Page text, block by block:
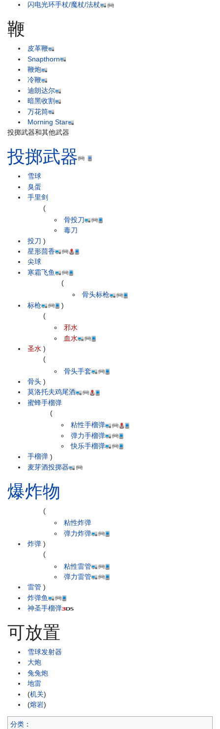
闪电光环手杖/魔杖/法杖
鞭
皮革鞭
Snapthorn
鞭炮
冷鞭
迪朗达尔
暗黑收割
万花筒
Morning Star
投掷武器和其他武器
投掷武器
雪球
臭蛋
手里剑
投刀
(
骨投刀
毒刀
)
星形茴香
尖球
寒霜飞鱼
标枪
(
骨头标枪
)
圣水
(
邪水
血水
)
骨头
(
骨头手套
)
莫洛托夫鸡尾酒
蜜蜂手榴弹
手榴弹
(
粘性手榴弹
弹力手榴弹
快乐手榴弹
)
麦芽酒投掷器
爆炸物
炸弹
(
粘性炸弹
弹力炸弹
)
雷管
(
粘性雷管
弹力雷管
)
炸弹鱼
神圣手榴弹
可放置
雪球发射器
大炮
兔兔炮
地雷
(机关)
(熔岩)
分类 ：